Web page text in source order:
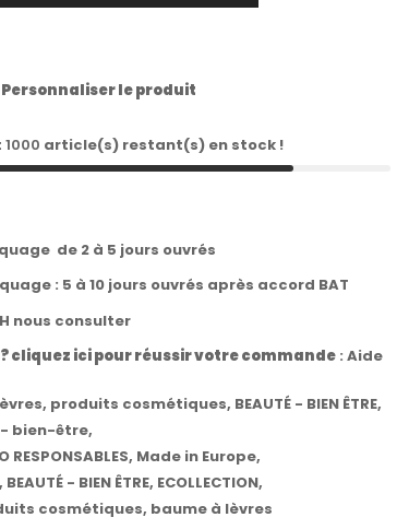
Personnaliser le produit
1000 article(s) restant(s) en stock !
de 2 à 5 jours ouvrés
: 5 à 10 jours ouvrés après accord BAT
nous consulter
cliquez ici pour réussir votre commande: Aide
, produits cosmétiques, BEAUTÉ - BIEN ÊTRE,
bien-être,
RESPONSABLES, Made in Europe,
BEAUTÉ - BIEN ÊTRE, ECOLLECTION,
cosmétiques, baume à lèvres